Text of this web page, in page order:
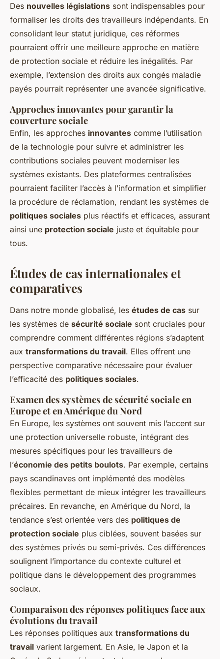
Des nouvelles législations sont indispensables pour
formaliser les droits des travailleurs indépendants. En
consolidant leur statut juridique, ces réformes
pourraient offrir une meilleure approche en matière
de protection sociale et réduire les inégalités. Par
exemple, l’extension des droits aux congés maladie
payés pourrait représenter une avancée significative.
Approches innovantes pour garantir la
couverture sociale
Enfin, les approches innovantes comme l’utilisation
de la technologie pour suivre et administrer les
contributions sociales peuvent moderniser les
systèmes existants. Des plateformes centralisées
pourraient faciliter l’accès à l’information et simplifier
la procédure de réclamation, rendant les systèmes de
politiques sociales plus réactifs et efficaces, assurant
ainsi une protection sociale juste et équitable pour
tous.
Études de cas internationales et
comparatives
Dans notre monde globalisé, les études de cas sur
les systèmes de sécurité sociale sont cruciales pour
comprendre comment différentes régions s’adaptent
aux transformations du travail. Elles offrent une
perspective comparative nécessaire pour évaluer
l’efficacité des politiques sociales.
Examen des systèmes de sécurité sociale en
Europe et en Amérique du Nord
En Europe, les systèmes ont souvent mis l’accent sur
une protection universelle robuste, intégrant des
mesures spécifiques pour les travailleurs de
l’économie des petits boulots. Par exemple, certains
pays scandinaves ont implémenté des modèles
flexibles permettant de mieux intégrer les travailleurs
précaires. En revanche, en Amérique du Nord, la
tendance s’est orientée vers des politiques de
protection sociale plus ciblées, souvent basées sur
des systèmes privés ou semi-privés. Ces différences
soulignent l’importance du contexte culturel et
politique dans le développement des programmes
sociaux.
Comparaison des réponses politiques face aux
évolutions du travail
Les réponses politiques aux transformations du
travail varient largement. En Asie, le Japon et la